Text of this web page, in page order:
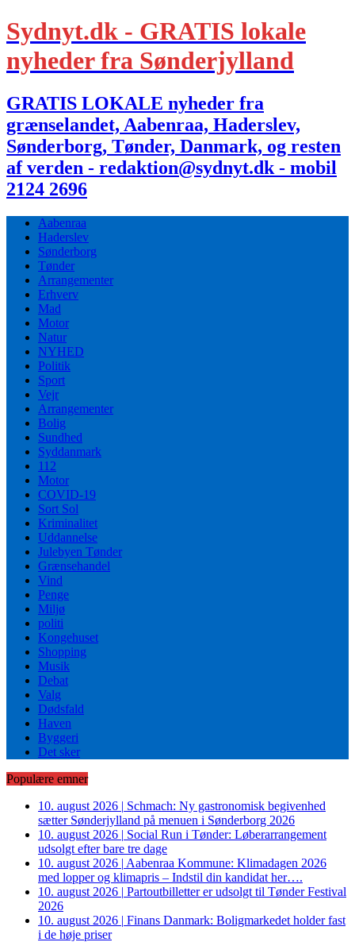
Sydnyt.dk - GRATIS lokale
nyheder fra Sønderjylland
GRATIS LOKALE nyheder fra
grænselandet, Aabenraa, Haderslev,
Sønderborg, Tønder, Danmark, og resten
af verden - redaktion@sydnyt.dk - mobil
2124 2696
Aabenraa
Haderslev
Sønderborg
Tønder
Arrangementer
Erhverv
Mad
Motor
Natur
NYHED
Politik
Sport
Vejr
Arrangementer
Bolig
Sundhed
Syddanmark
112
Motor
COVID-19
Sort Sol
Kriminalitet
Uddannelse
Julebyen Tønder
Grænsehandel
Vind
Penge
Miljø
politi
Kongehuset
Shopping
Musik
Debat
Valg
Dødsfald
Haven
Byggeri
Det sker
Populære emner
10. august 2026 | Schmach: Ny gastronomisk begivenhed
sætter Sønderjylland på menuen i Sønderborg 2026
10. august 2026 | Social Run i Tønder: Løberarrangement
udsolgt efter bare tre dage
10. august 2026 | Aabenraa Kommune: Klimadagen 2026
med lopper og klimapris – Indstil din kandidat her….
10. august 2026 | Partoutbilletter er udsolgt til Tønder Festival
2026
10. august 2026 | Finans Danmark: Boligmarkedet holder fast
i de høje priser